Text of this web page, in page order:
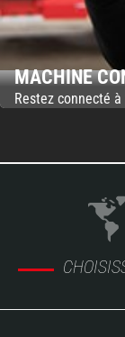
MACHINE
Restez connecté